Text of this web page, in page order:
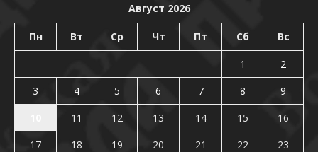
Август 2026
Пн Вт Ср Чт Пт Сб Вс
1
2
3
4 5 6 7 8
9
11 12 13 14 15
16
17
18 19 20 21 22
23